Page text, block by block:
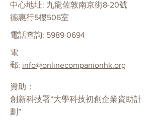
中心地址: 九龍佐敦南京街8-20號
德惠行5樓506室
電話查詢: 5989 0694
電
郵: info@onlinecompanionhk.org
資助：
創新科技署“大學科技初創企業資助計
劃”